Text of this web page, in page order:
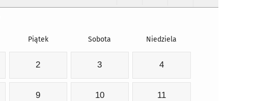
Piątek Sobota Niedziela
2 3 4
9 10 11